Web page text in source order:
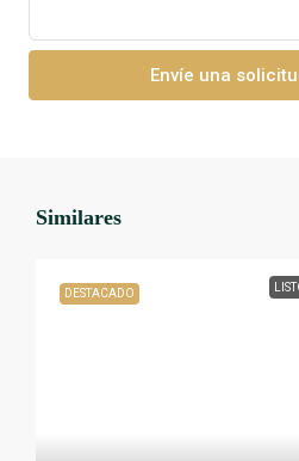
Envíe una
Similares
DESTACADO